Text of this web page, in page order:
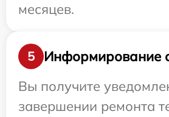
месяцев.
5
Информирование
Вы получите
завершении ремонта